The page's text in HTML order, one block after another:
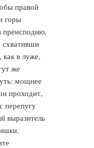
правой
горы
преисподню,
схвативши
как в луже,
же
мощнее
проходит,
перепугу
выразитель